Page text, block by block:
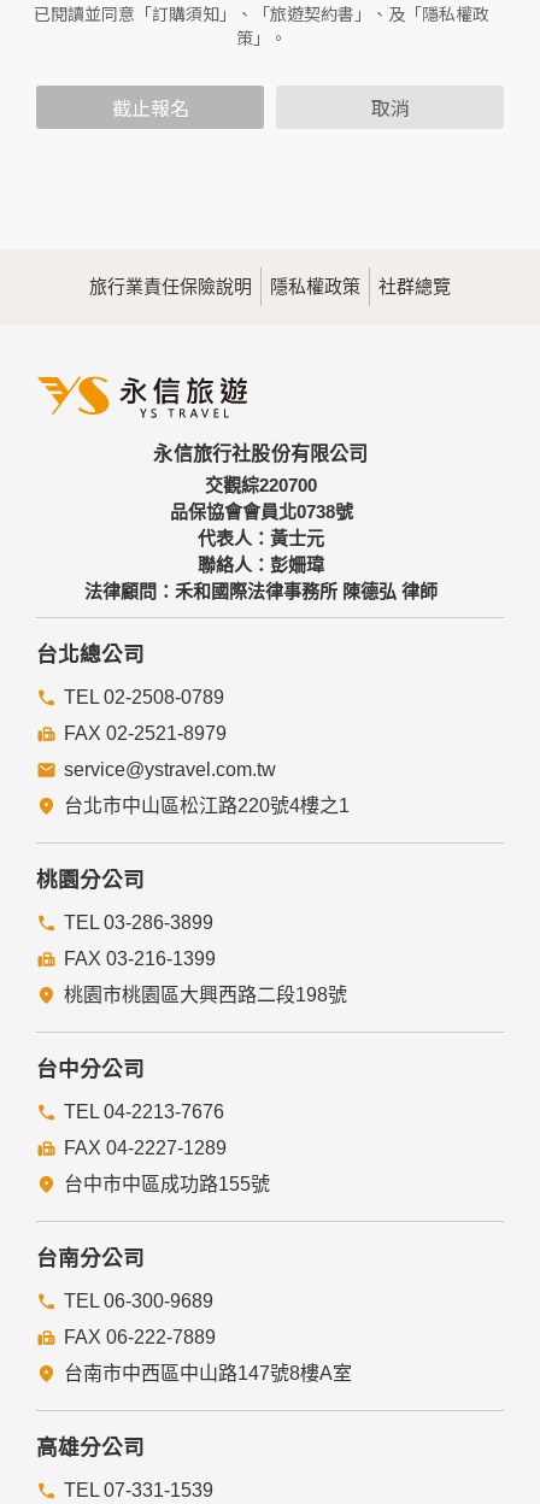
二、個人資料的蒐集、處理及利用方式
當您造訪本網站或使用本網站所提供之功能服務時，我們將視
範圍內處理及利用您的個人資料；非經您書面同意，本網站不
會將個人資料用於其他用途。
為提供精確的服務，我們會將收集的問卷調查內容進行統計與
分析，分析結果之統計數據或說明文字呈現，除供內部研究
三、資料之保護
備及必要的安全防護措施，加以保護網站及您的個人資料採用
嚴格的保護措施，只由經過授權的人員才能接觸您的個人資
料，相關處理人員皆簽有保密合約，如有違反保密義務者，將
會受到相關的法律處分。
如因業務需要有必要委託其他單位提供服務時，本網站亦會嚴
格要求其遵守保密義務，並且採取必要檢查程序以確定其將確
實遵守。
四、網站對外的相關連結
提供的連結，點選進入其他網站。但該連結網站不適用本網站
的隱私權保護政策，您必須參考該連結網站中的隱私權保護政
策。
五、與第三人共用個人資料之政策
本網站絕不會提供、交換、出租或出售任何您的個人資料給其
他個人、團體、私人企業或公務機關，但有法律依據或合約義
務者，不在此限。
前項但書之情形包括不限於：
經由您書面同意。
法律明文規定。
與公務機關或學術研究機構合作，基於公共利益為統計或學術
研究而有必要，且資料經過提供者處理或蒐集者依其揭露方式
無從識別特定之當事人。
當您在網站的行為，違反服務條款或可能損害或妨礙網站與其
揭露您的個人資料是為了辨識、聯絡或採取法律行動所必要
者。
本網站委託廠商協助蒐集、處理或利用您的個人資料時，將對
委外廠商或個人善盡監督管理之責。
六、Cookie之使用
為了提供您最佳的服務，本網站會在您的電腦中放置並取用我
們的Cookie，若您不願接受Cookie的寫入，您可在您使用的
瀏覽器功能項中設定隱私權等級為高，即可拒絕Cookie的寫
七、隱私權保護政策之修正
款將刊登於網站上。
已閱讀並同意「訂購須知」、「旅遊契約書」、及「隱私權政
策」。
截止報名 取消
旅行業責任保險說明 隱私權政策 社群總覽
永信旅行社股份有限公司
交觀綜220700
品保協會會員北0738號
代表人：黃士元
聯絡人：彭姍瑋
法律顧問：禾和國際法律事務所 陳德弘 律師
台北總公司
TEL 02-2508-0789
FAX 02-2521-8979
service@ystravel.com.tw
台北市中山區松江路220號4樓之1
桃園分公司
TEL 03-286-3899
FAX 03-216-1399
桃園市桃園區大興西路二段198號
台中分公司
TEL 04-2213-7676
FAX 04-2227-1289
台中市中區成功路155號
台南分公司
TEL 06-300-9689
FAX 06-222-7889
台南市中西區中山路147號8樓A室
高雄分公司
TEL 07-331-1539